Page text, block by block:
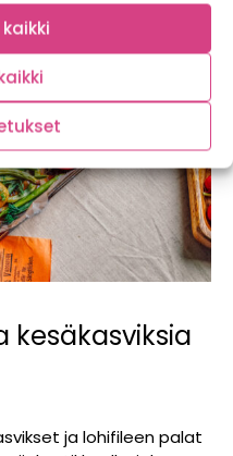
kesäkasviksia
ja lohifileen palat